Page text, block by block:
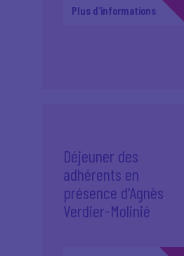
Plus d'informations
Déjeuner des
adhérents en
présence d'Agnès
Verdier-Molinié